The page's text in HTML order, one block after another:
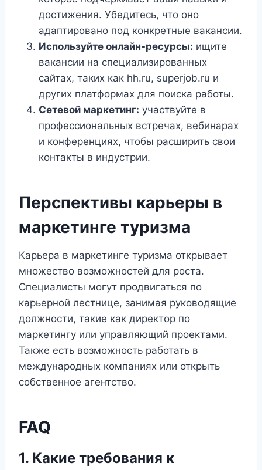
достижения. Убедитесь, что оно
адаптировано под конкретные вакансии.
Используйте онлайн-ресурсы: ищите
вакансии на специализированных
сайтах, таких как hh.ru, superjob.ru и
других платформах для поиска работы.
Сетевой маркетинг: участвуйте в
профессиональных встречах, вебинарах
и конференциях, чтобы расширить свои
контакты в индустрии.
Перспективы карьеры в
маркетинге туризма
Карьера в маркетинге туризма открывает
множество возможностей для роста.
Специалисты могут продвигаться по
карьерной лестнице, занимая руководящие
должности, такие как директор по
маркетингу или управляющий проектами.
Также есть возможность работать в
международных компаниях или открыть
собственное агентство.
FAQ
1. Какие требования к